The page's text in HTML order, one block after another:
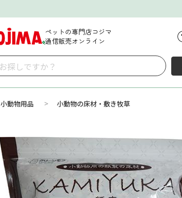
ペットの専門店コジマ
通信販売オンライン
小動物用品 > 小動物の床材・敷き牧草